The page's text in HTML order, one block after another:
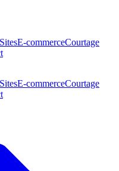
E-commerceCourtage
E-commerceCourtage